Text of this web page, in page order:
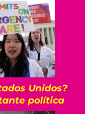
Unidos?
política